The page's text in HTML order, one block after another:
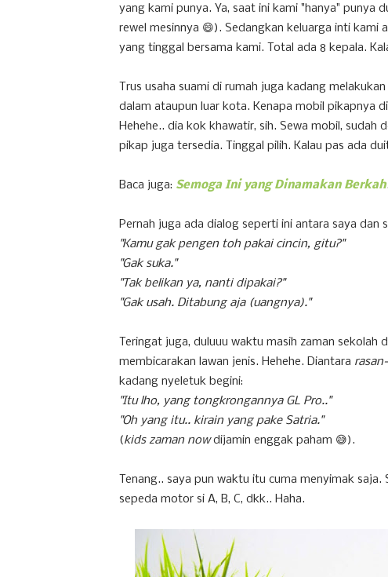
yang kami punya. Ya, saat ini kami "hanya" punya
rewel mesinnya 😄). Sedangkan keluarga inti kami
yang tinggal bersama kami. Total ada 8 kepala.
Trus usaha suami di rumah juga kadang
dalam ataupun luar kota. Kenapa mobil pikapnya
Hehehe.. dia kok khawatir, sih. Sewa mobil, sudah
pikap juga tersedia. Tinggal pilih. Kalau pas ada
Baca juga: Semoga Ini yang Dinamakan Berkah.
Pernah juga ada dialog seperti ini antara saya dan
"Kamu gak pengen toh pakai cincin, gitu?"
"Gak suka."
"Tak belikan ya, nanti dipakai?"
"Gak usah. Ditabung aja (uangnya)."
Teringat juga, duluuu waktu masih zaman
membicarakan lawan jenis. Hehehe. Diantara
kadang nyeletuk begini:
"Itu lho, yang tongkrongannya GL Pro.."
"Oh yang itu.. kirain yang pake Satria."
(kids zaman nowdijamin enggak paham 😅).
Tenang.. saya pun waktu itu cuma menyimak
sepeda motor si A, B, C, dkk.. Haha.